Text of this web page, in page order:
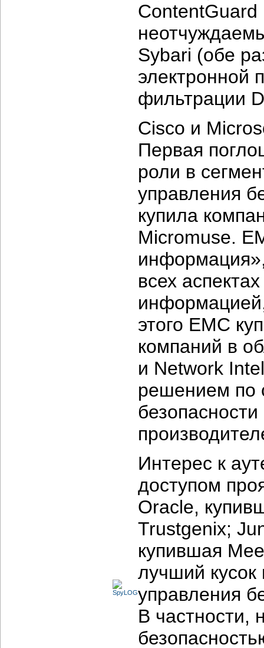
ContentGuard
Sybari (обе
электронной
фильтрации
Cisco и
Первая
роли в
управления
купила
Micromuse.
всех
этого EMC
компаний в
и Network
решением по
Интерес к
доступом
Oracle,
Trustgenix;
купившая
лучший кусок
управления
В частности,